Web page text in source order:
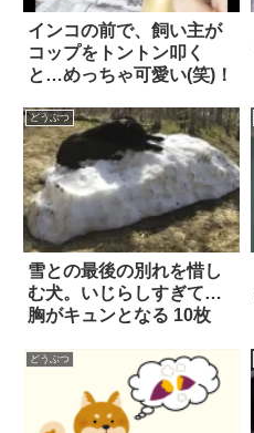
インコの前で、飼い主が
コップをトントン叩く
と…めっちゃ可愛い(笑)！
どうぶつ
雪との最後の別れを惜し
む犬。いじらしすぎて…
胸がキュンとなる 10枚
どうぶつ